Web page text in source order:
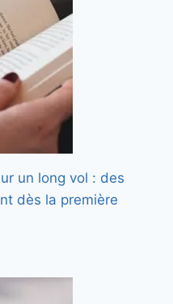
un long vol : des
dès la première